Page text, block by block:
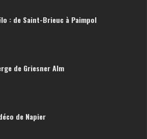
: de Saint-Brieuc à Paimpol
de Griesner Alm
de Napier